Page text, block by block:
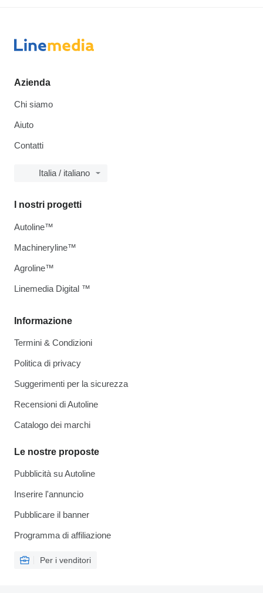
Azienda
Chi siamo
Aiuto
Contatti
Italia / italiano
Informazione
Termini & Condizioni
Politica di privacy
Suggerimenti per la sicurezza
Recensioni di Autoline
Catalogo dei marchi
Le nostre proposte
Pubblicità su Autoline
Inserire l'annuncio
Pubblicare il banner
Programma di affiliazione
Per i venditori
I nostri progetti
Autoline™
Machineryline™
Agroline™
Linemedia Digital ™